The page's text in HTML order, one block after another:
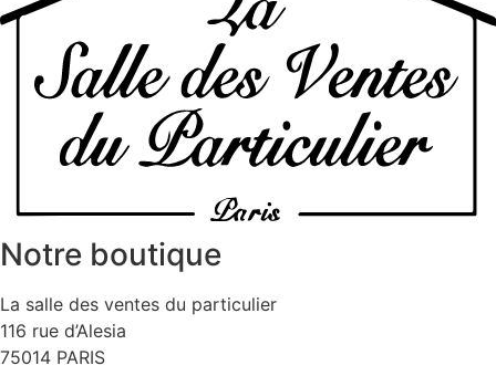
Notre boutique
La salle des ventes du particulier
116 rue d’Alesia
75014 PARIS